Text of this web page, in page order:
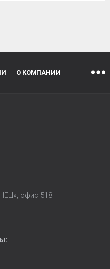
О КОМПАНИИ
офис 518